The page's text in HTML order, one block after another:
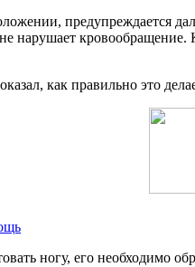
предупреждается
нарушает
как правильно это
ногу, его необходимо